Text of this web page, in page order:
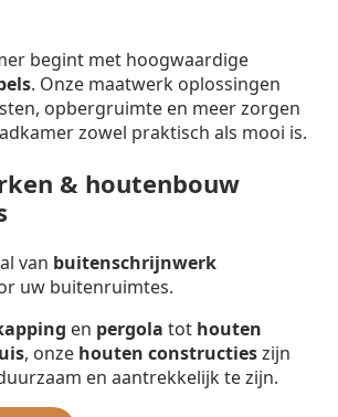
begint met hoogwaardige
. Onze maatwerk oplossingen
opbergruimte en meer zorgen
zowel praktisch als mooi is.
& houtenbouw
van buitenschrijnwerk
uw buitenruimtes.
en pergola tot houten
, onze houten constructieszijn
en aantrekkelijk te zijn.